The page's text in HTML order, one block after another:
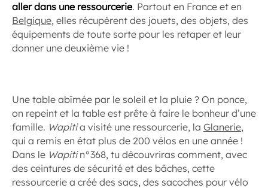
aller dans une ressourcerie. Partout en France et en
Belgique, elles récupèrent des jouets, des objets, des
équipements de toute sorte pour les retaper et leur
donner une deuxième vie !
Une table abîmée par le soleil et la pluie ? On ponce,
on repeint et la table est prête à faire le bonheur d’une
famille. Wapitia visité une ressourcerie, la Glanerie,
qui a remis en état plus de 200 vélos en une année !
Dans le Wapitin°368, tu découvriras comment, avec
des ceintures de sécurité et des bâches, cette
ressourcerie a créé des sacs, des sacoches pour vélo